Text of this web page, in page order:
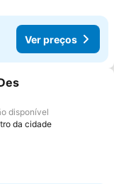
Ver preços
favoritos
disponível
da cidade